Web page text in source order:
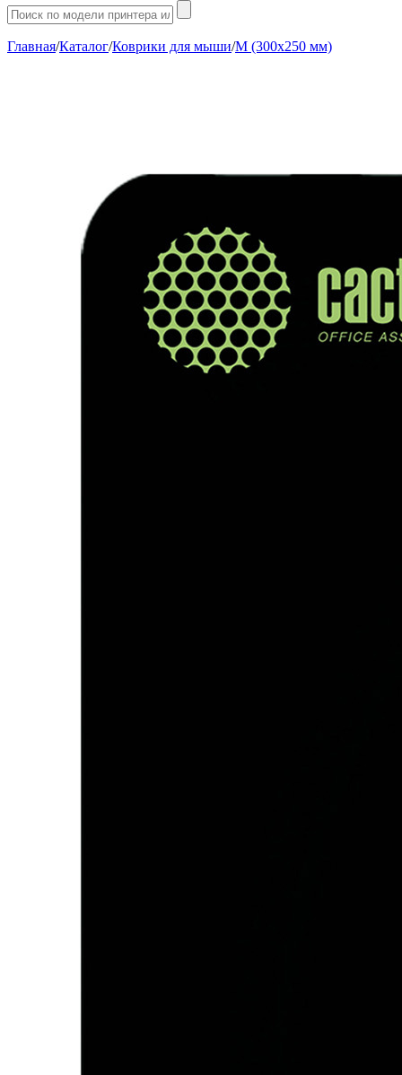
Главная/Каталог/Коврики для мыши/M (300х250 мм)